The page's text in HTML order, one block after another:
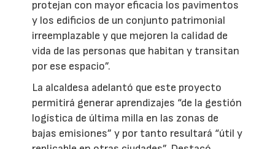
protejan con mayor eficacia los pavimentos
y los edificios de un conjunto patrimonial
irreemplazable y que mejoren la calidad de
vida de las personas que habitan y transitan
por ese espacio”.
La alcaldesa adelantó que este proyecto
permitirá generar aprendizajes “de la gestión
logística de última milla en las zonas de
bajas emisiones” y por tanto resultará “útil y